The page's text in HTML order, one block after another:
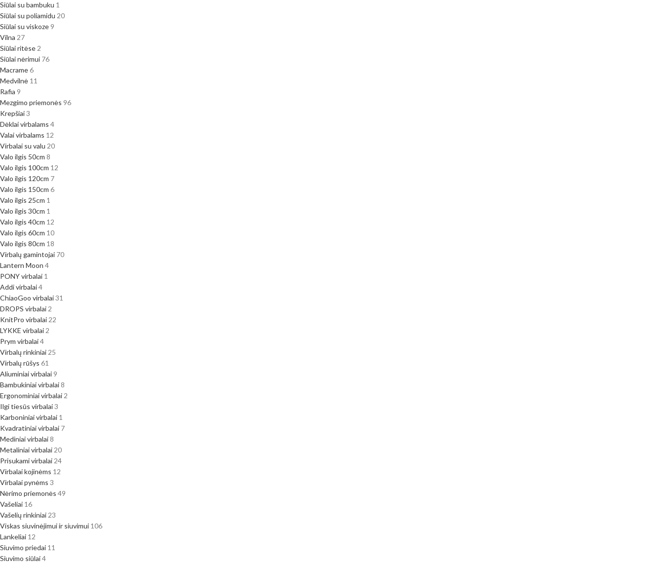
Siūlai su bambuku 1
Siūlai su poliamidu 20
Siūlai su viskoze 9
Vilna 27
Siūlai ritėse 2
Siūlai nėrimui 76
Macrame6
Medvilnė 11
Rafia 9
Mezgimo priemonės 96
Krepšiai3
Dėklai virbalams 4
Valai virbalams 12
Virbalai su valu 20
Valo ilgis 50cm 8
Valo ilgis 100cm 12
Valo ilgis 120cm 7
Valo ilgis 150cm 6
Valo ilgis 25cm 1
Valo ilgis 30cm 1
Valo ilgis 40cm 12
Valo ilgis 60cm 10
Valo ilgis 80cm 18
Virbalų gamintojai 70
Lantern Moon 4
PONY virbalai 1
Addi virbalai4
ChiaoGoo virbalai31
DROPS virbalai 2
KnitPro virbalai 22
LYKKE virbalai 2
Prym virbalai4
Virbalų rinkiniai 25
Virbalų rūšys 61
Aliuminiai virbalai 9
Bambukiniai virbalai8
Ergonominiai virbalai 2
Ilgi tiesūs virbalai3
Karboniniai virbalai 1
Kvadratiniai virbalai 7
Mediniai virbalai8
Metaliniai virbalai 20
Prisukami virbalai 24
Virbalai kojinėms 12
Virbalai pynėms 3
Nėrimo priemonės 49
Vašeliai 16
Vašelių rinkiniai 23
Viskas siuvinėjimui ir siuvimui 106
Lankeliai 12
Siuvimo priedai 11
Siuvimo siūlai4